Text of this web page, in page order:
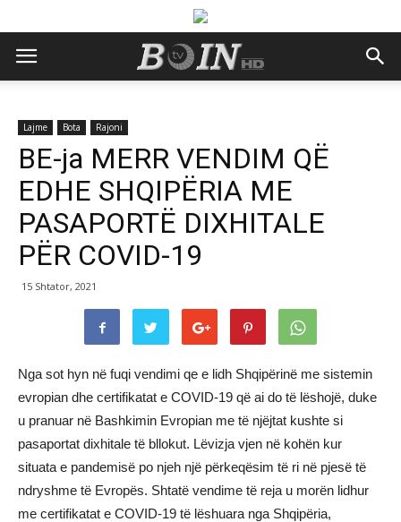
Lajme Bota Rajoni
BE-ja MERR VENDIM QË
EDHE SHQIPËRIA ME
PASAPORTË DIXHITALE
PËR COVID-19
15 Shtator, 2021
Nga sot hyn në fuqi vendimi qe e lidh Shqipërinë me sistemin
evropian dhe certifikatat e COVID-19 që ai do të lëshojë, duke
u pranuar në Bashkimin Evropian me të njëjtat kushte si
pasaportat dixhitale të bllokut. Lëvizja vjen në kohën kur
situata e pandemisë po njeh një përkeqësim të ri në pjesë të
ndryshme të Evropës. Shtatë vendime të reja u morën lidhur
me certifikatat e COVID-19 të lëshuara nga Shqipëria,